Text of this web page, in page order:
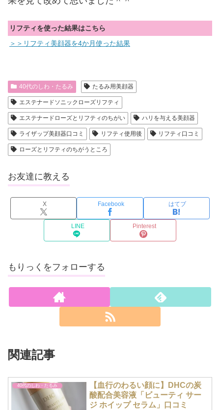
リフティを使った結果はこちら
＞＞リフティ美顔器を4か月使った結果
40代のしわ・たるみ たるみ用美顔器
エステナードソニックローズリフティ
エステナードローズとリフティのちがい ハリを与える美顔器
ライザップ美顔器口コミ リフティ使用後 リフティ口コミ
ローズとリフティのちがうところ
お友達に教える
X Facebook はてブ
LINE Pinterest
もりっくをフォローする
関連記事
40代のしわ・たるみ
【血行のわるい顔に】DHCの炭
酸配合美容液「ビューティ サー
ジ ホイップ セラム」口コミ